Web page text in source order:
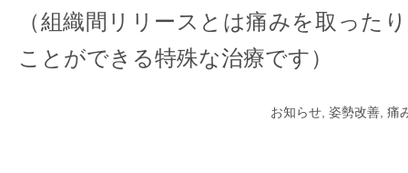
（組織間リリースとは痛みを取った
ことができる特殊な治療です）
お知らせ 姿勢改善 痛